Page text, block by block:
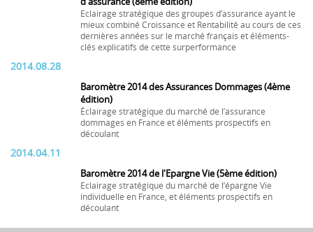
Eclairage stratégique des groupes d’assurance ayant le
mieux combiné Croissance et Rentabilité au cours de ces
dernières années sur le marché français et éléments-
clés explicatifs de cette surperformance
2014.08.28
Baromètre 2014 des Assurances Dommages (4ème
édition)
Éclairage stratégique du marché de l’assurance
dommages en France et éléments prospectifs en
découlant
2014.04.11
Baromètre 2014 de l'Epargne Vie (5ème édition)
Eclairage stratégique du marché de l’épargne Vie
individuelle en France, et éléments prospectifs en
découlant